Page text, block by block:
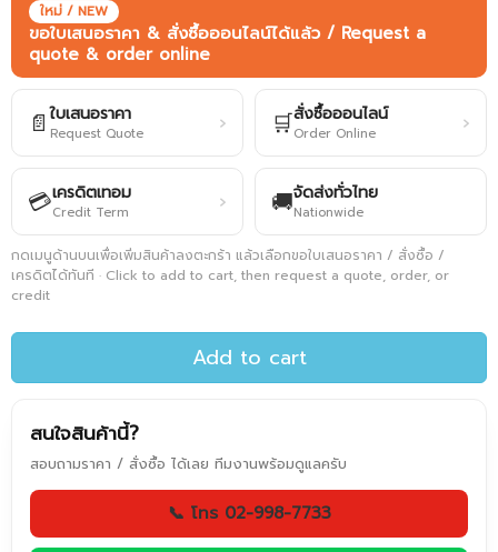
ใหม่ / NEW
ขอใบเสนอราคา & สั่งซื้อออนไลน์ได้แล้ว / Request a
quote & order online
📄 ใบเสนอราคา
Request Quote › 🛒สั่งซื้อออนไลน์
Order Online ›
💳เครดิตเทอม
Credit Term › 🚚จัดส่งทั่วไทย
Nationwide
กดเมนูด้านบนเพื่อเพิ่มสินค้าลงตะกร้า แล้วเลือกขอใบเสนอราคา / สั่งซื้อ /
เครดิตได้ทันที · Click to add to cart, then request a quote, order, or
credit
Add to cart
สนใจสินค้านี้?
สอบถามราคา / สั่งซื้อ ได้เลย ทีมงานพร้อมดูแลครับ
📞 โทร 02-998-7733